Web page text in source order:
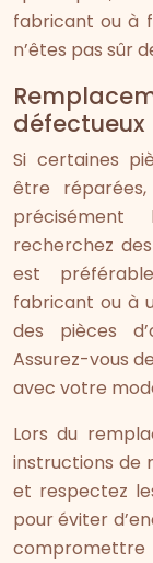
fabricant ou à
n’êtes pas sûr
défectueux
Si certaines
être
recherchez
est
fabricant ou à
des pièces
Assurez-vous
avec votre
Lors du
instructions de
et respectez
pour éviter
compromettre